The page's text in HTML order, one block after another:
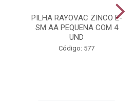
PILHA RAYOVAC ZINCO E-
SM AA PEQUENA COM 4
UND
Código: 577